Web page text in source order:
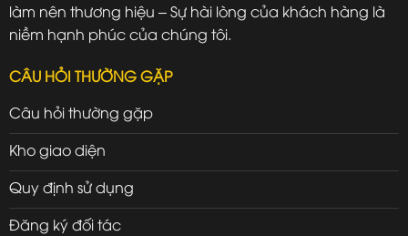
làm nên thương hiệu – Sự hài lòng của khách hàng là
niềm hạnh phúc của chúng tôi.
CÂU HỎI THƯỜNG GẶP
Câu hỏi thường gặp
Kho giao diện
Quy định sử dụng
Đăng ký đối tác